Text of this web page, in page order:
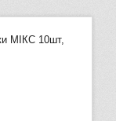
МІКС 10шт,